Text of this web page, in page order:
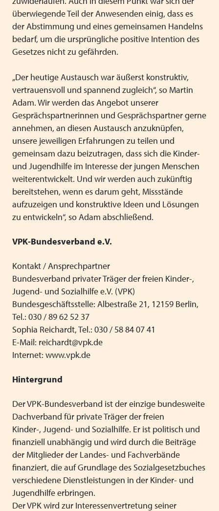
überwiegende Teil der Anwesenden einig, dass es
der Abstimmung und eines gemeinsamen Handelns
bedarf, um die ursprüngliche positive Intention des
Gesetzes nicht zu gefährden.
„Der heutige Austausch war äußerst konstruktiv,
vertrauensvoll und spannend zugleich“, so Martin
Adam. Wir werden das Angebot unserer
Gesprächspartnerinnen und Gesprächspartner gerne
annehmen, an diesen Austausch anzuknüpfen,
unsere jeweiligen Erfahrungen zu teilen und
gemeinsam dazu beizutragen, dass sich die Kinder-
und Jugendhilfe im Interesse der jungen Menschen
weiterentwickelt. Und wir werden auch zukünftig
bereitstehen, wenn es darum geht, Missstände
aufzuzeigen und konstruktive Ideen und Lösungen
zu entwickeln“, so Adam abschließend.
VPK-Bundesverband e.V.
Kontakt / Ansprechpartner
Bundesverband privater Träger der freien Kinder-,
Jugend- und Sozialhilfe e.V. (VPK)
Bundesgeschäftsstelle: Albestraße 21, 12159 Berlin,
Tel.: 030 / 89 62 52 37
Sophia Reichardt, Tel.: 030 / 58 84 07 41
E-Mail: reichardt@vpk.de
Internet: www.vpk.de
Hintergrund
Der VPK-Bundesverband ist der einzige bundesweite
Dachverband für private Träger der freien
Kinder-, Jugend- und Sozialhilfe. Er ist politisch und
finanziell unabhängig und wird durch die Beiträge
der Mitglieder der Landes- und Fachverbände
finanziert, die auf Grundlage des Sozialgesetzbuches
verschiedene Dienstleistungen in der Kinder- und
Jugendhilfe erbringen.
Der VPK wird zur Interessenvertretung seiner